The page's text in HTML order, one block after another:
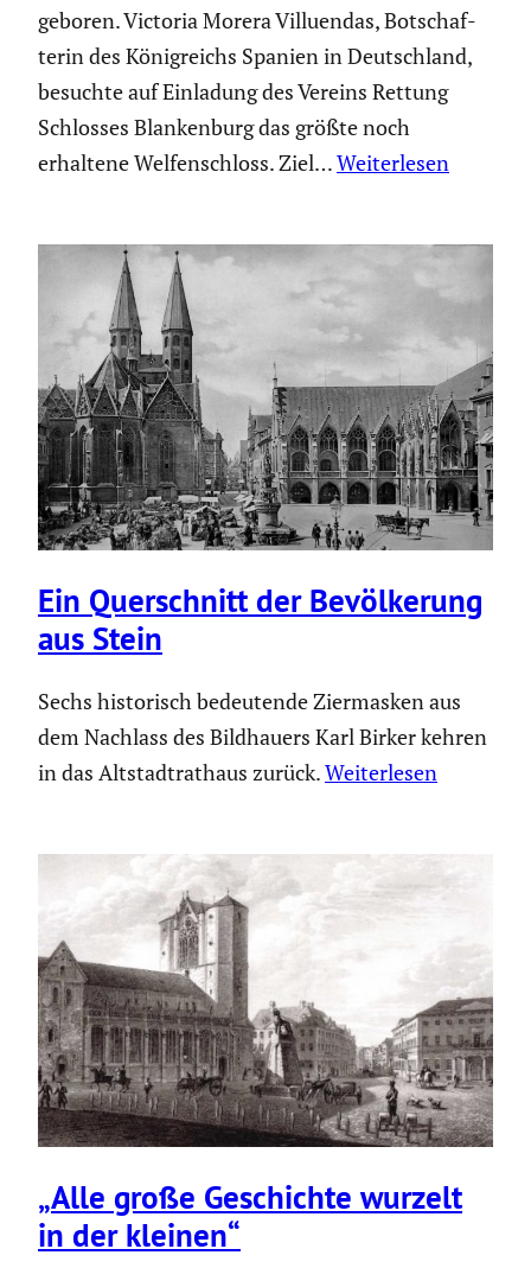
geboren. Victoria Morera Villuendas, Botschaf­
terin des König­reichs Spanien in Deutsch­land,
besuchte auf Einladung des Vereins Rettung
Schlosses Blanken­burg das größte noch
erhaltene Welfen­schloss. Ziel…Weiterlesen
Ein Querschnitt der Bevöl­ke­rung
aus Stein
Sechs historisch bedeutende Ziermasken aus
dem Nachlass des Bildhauers Karl Birker kehren
in das Altstadtrathaus zurück.Weiterlesen
„Alle große Geschichte wurzelt
in der kleinen“